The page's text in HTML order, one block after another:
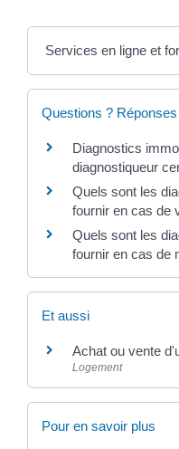
Services en ligne et
Questions ? Réponses
Diagnostics
diagnostiqueur
Quels sont les
fournir en cas de
Quels sont les
fournir en cas de
Et aussi
Achat ou vente
Logement
Pour en savoir plus